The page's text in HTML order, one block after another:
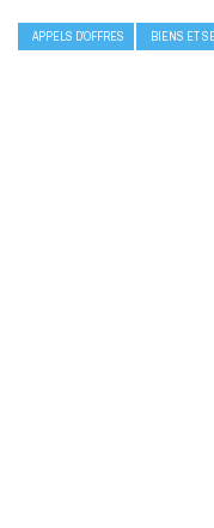
APPELS D’OFFRES BIENS ET